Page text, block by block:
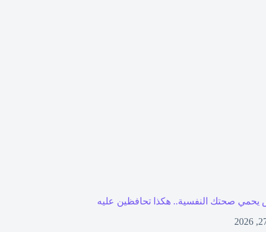
يحمي صحتك النفسية.. هكذا تحافظين عليه